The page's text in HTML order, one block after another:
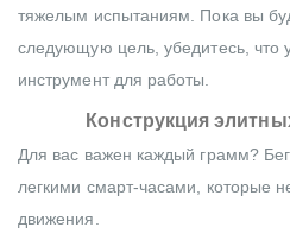
тяжелым испытаниям. Пока вы
следующую цель, убедитесь, что
инструмент для работы.
Конструкция
Для вас важен каждый грамм?
легкими смарт-часами, которые
движения.